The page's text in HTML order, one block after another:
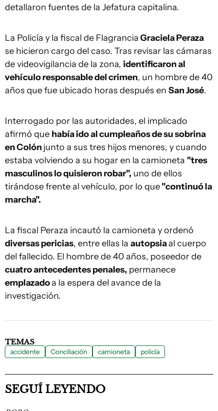
detallaron fuentes de la Jefatura capitalina.
La Policía y la fiscal de FlagranciaGraciela Peraza
se hicieron cargo del caso. Tras revisar las cámaras
de videovigilancia de la zona, identificaron al
vehículo responsable del crimen, un hombre de 40
años que fue ubicado horas después en San José.
Interrogado por las autoridades, el implicado
afirmó que había ido al cumpleaños de su sobrina
en Colónjunto a sus tres hijos menores, y cuando
estaba volviendo a su hogar en la camioneta "tres
masculinos lo quisieron robar", uno de ellos
tirándose frente al vehículo, por lo que"continuó la
marcha".
La fiscal Peraza incautó la camioneta y ordenó
diversas pericias, entre ellas la autopsiaal cuerpo
del fallecido. El hombre de 40 años, poseedor de
cuatro antecedentes penales, permanece
emplazadoa la espera del avance de la
investigación.
TEMAS
accidente Conciliación camioneta policía
SEGUÍ LEYENDO